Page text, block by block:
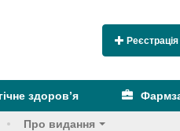
Реєстрація
здоров’я
Про видання